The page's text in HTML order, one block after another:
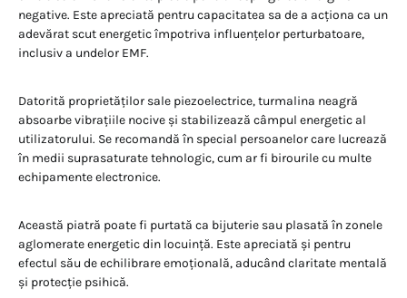
negative. Este apreciată pentru capacitatea sa de a acționa ca un
adevărat scut energetic împotriva influențelor perturbatoare,
inclusiv a undelor EMF.
Datorită proprietăților sale piezoelectrice, turmalina neagră
absoarbe vibrațiile nocive și stabilizează câmpul energetic al
utilizatorului. Se recomandă în special persoanelor care lucrează
în medii suprasaturate tehnologic, cum ar fi birourile cu multe
echipamente electronice.
Această piatră poate fi purtată ca bijuterie sau plasată în zonele
aglomerate energetic din locuință. Este apreciată și pentru
efectul său de echilibrare emoțională, aducând claritate mentală
și protecție psihică.